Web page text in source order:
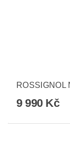
ROSSIGNOL
9 990 Kč